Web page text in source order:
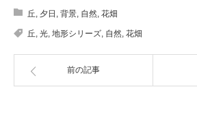
丘, 夕日 , 背景, 自然, 花畑
丘, 光, 地形シリーズ, 自然, 花畑
前の記事